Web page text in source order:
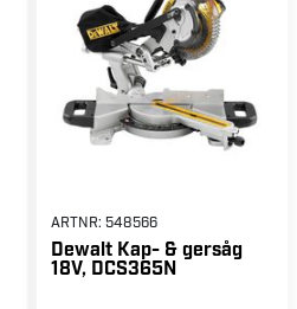
ARTNR: 548566
Dewalt Kap- & gersåg
18V, DCS365N